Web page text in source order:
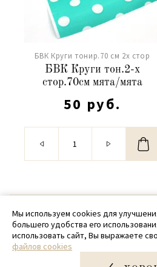
БВК Круги тонир.70 см 2х стор
БВК Круги тон.2-х
стор.70см мята/мята
50 руб.
© 2020 - 2026
+ 7 (918)
Мы используем cookies для
большего удобства его
использовать сайт, Вы выражаете
файлов cookies